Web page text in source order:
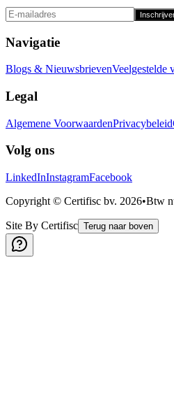
Navigatie
Blogs & NieuwsbrievenVeelgestelde
Legal
Algemene VoorwaardenPrivacybeleid
Volg ons
LinkedInInstagramFacebook
Copyright © Certifisc bv. 2026•Btw
Site By Certifisc Terug naar boven